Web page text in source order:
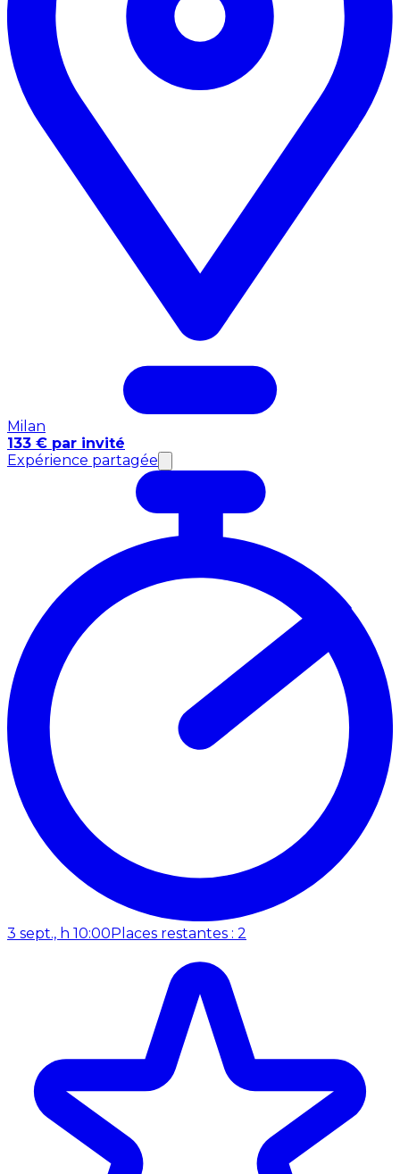
Milan
133 € par invité
Expérience partagée
3 sept., h 10:00Places restantes : 2